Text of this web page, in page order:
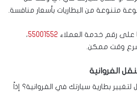
متنوعة من البطاريات بأسعار منافسة.
على رقم خدمة العملاء 55001552،
وقت ممكن.
الفروانية
بطارية سيارتك في الفروانية؟ إذاً